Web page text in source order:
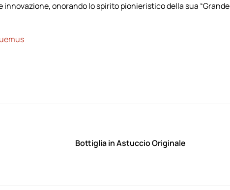
onorando lo spirito pionieristico della sua “Grande
Bottiglia in Astuccio Originale